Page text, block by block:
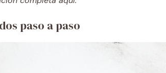
paso a paso